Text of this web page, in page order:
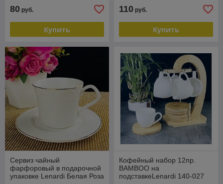
80 руб.
Купить
110 руб.
Купить
Сервиз чайный
фарфоровый в подарочной
упаковке Lenardi Белая Роза
Кофейный набор 12пр.
BAMBOO на
подставкеLenardi 140-027